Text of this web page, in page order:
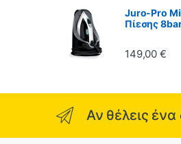
Juro-Pro
Πίεσης
149,00€
Αν θέλεις